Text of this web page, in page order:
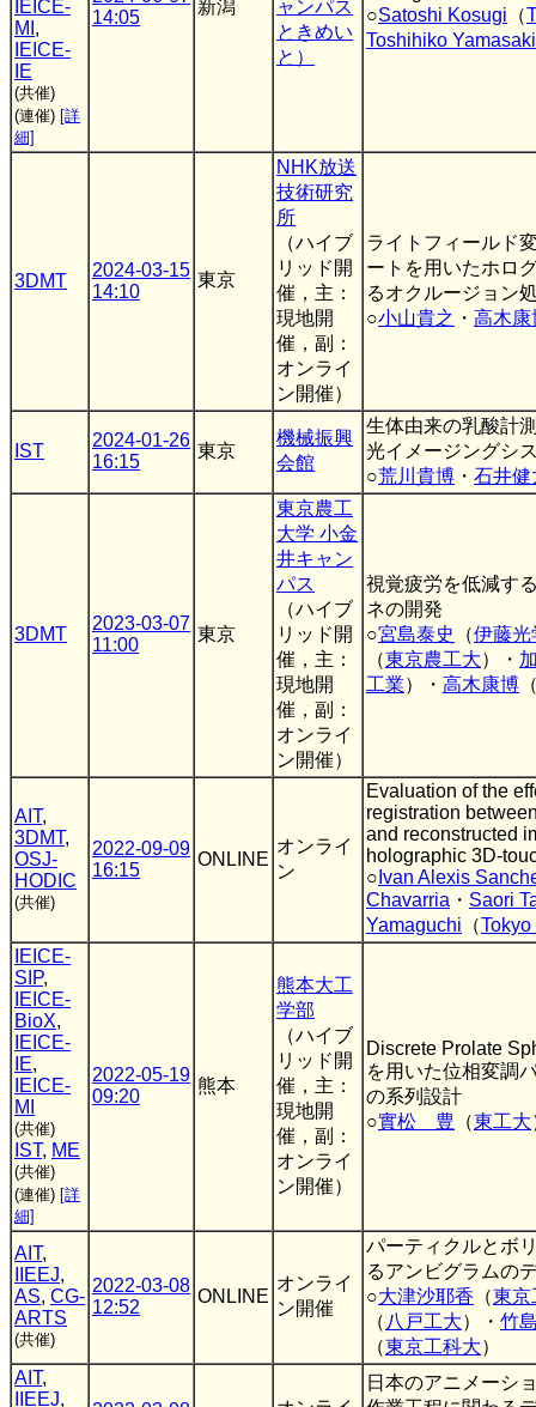
IEICE-
MI ,
IEICE-
IE
(共催)
(連催) [詳
細]
14:05
新潟
ャンパス
ときめい
と）
○Satoshi Kosugi （
Toshihiko Yamasaki
3DMT
2024-03-15
14:10
東京
NHK放送
技術研究
所
（ハイブ
リッド開
催，主：
現地開
催，副：
オンライ
ン開催）
ライトフィールド
ートを用いたホロ
るオクルージョン
○小山貴之 ・ 高木康
IST
2024-01-26
16:15
東京
機械振興
会館
生体由来の乳酸計
光イメージングシ
○荒川貴博 ・ 石井健
3DMT
2023-03-07
11:00
東京
東京農工
大学 小金
井キャン
パス
（ハイブ
リッド開
催，主：
現地開
催，副：
オンライ
ン開催）
視覚疲労を低減す
ネの開発
○宮島泰史 （伊藤光
（東京農工大）・
工業）・ 高木康博
AIT,
3DMT,
OSJ-
HODIC
(共催)
2022-09-09
16:15
ONLINE
オンライ
ン
Evaluation of the
registration
and reconstructed
holographic 3D-
○ Ivan Alexis
Chavarria ・ Saori
Yamaguchi （Tokyo
IEICE-
SIP,
IEICE-
BioX,
IEICE-
IE,
IEICE-
MI
(共催)
IST, ME
(共催)
(連催) [詳
細]
2022-05-19
09:20
熊本
熊本大工
学部
（ハイブ
リッド開
催，主：
現地開
催，副：
オンライ
ン開催）
Discrete Prolate
を用いた位相変調
の系列設計
○實松 豊 （東工大
AIT,
IIEEJ,
AS, CG-
ARTS
(共催)
2022-03-08
12:52
ONLINE
オンライ
ン開催
パーティクルとボ
るアンビグラムの
○大津沙耶香 （東京
（ 八戸工大）・ 竹
（東京工科大）
AIT,
IIEEJ,
日本のアニメーシ